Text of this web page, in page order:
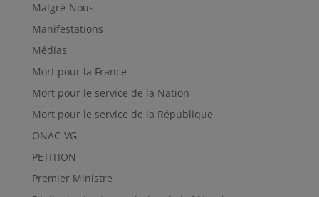
Malgré-Nous
Manifestations
Médias
Mort pour la France
Mort pour le service de la Nation
Mort pour le service de la République
ONAC-VG
PETITION
Premier Ministre